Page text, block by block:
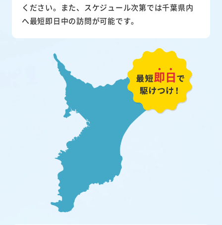
ください。また、スケジュール次第では千葉県内
へ最短即日中の訪問が可能です。